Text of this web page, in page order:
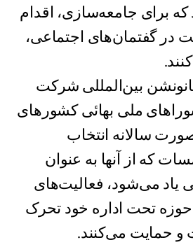
برای جامعه‌سازی، اقدام
در گفتمان‌های اجتماعی،
بین‌المللی شرکت
ملی بهائی کشورهای
سالانه انتخاب
که از آنها به عنوان
یاد می‌شود، فعالیت‌های
حوزه تحت اداره خود تحرک
و حمایت می‌کنند.